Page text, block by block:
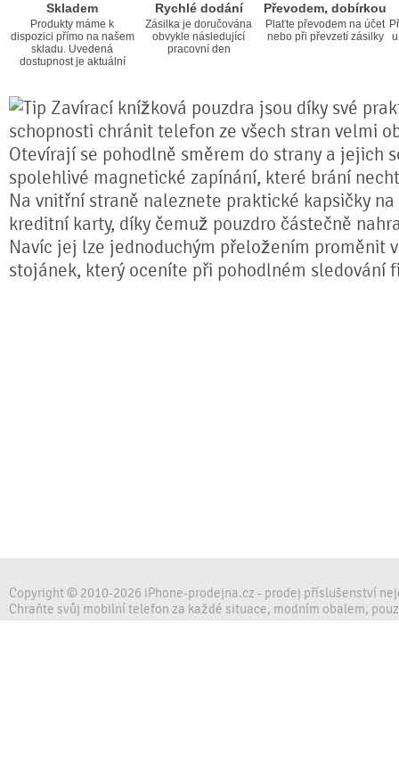
Skladem
Produkty máme k
dispozici přímo na našem
skladu. Uvedená
dostupnost je aktuální
Rychlé dodání
Zásilka je doručována
obvykle následující
pracovní den
Převodem, dobírkou
Plaťte převodem na účet
nebo při převzetí zásilky
Zavírací knížková pouzdra jsou díky své
schopnosti chránit telefon ze všech stran velmi
Otevírají se pohodlně směrem do strany a jejich
spolehlivé magnetické zapínání, které brání
Na vnitřní straně naleznete praktické kapsičky na
kreditní karty, díky čemuž pouzdro částečně
Navíc jej lze jednoduchým přeložením proměnit
stojánek, který oceníte při pohodlném sledování
Copyright © 2010-2026 iPhone-prodejna.cz - prodej příslušenství
Chraňte svůj mobilní telefon za každé situace, modním obalem,